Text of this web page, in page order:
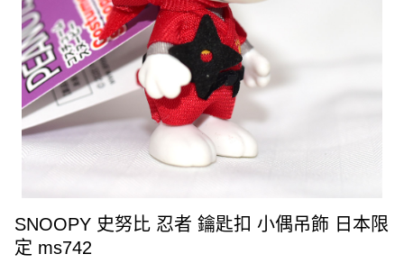
SNOOPY 史努比 忍者 鑰匙扣 小偶吊飾 日本限
定 ms742